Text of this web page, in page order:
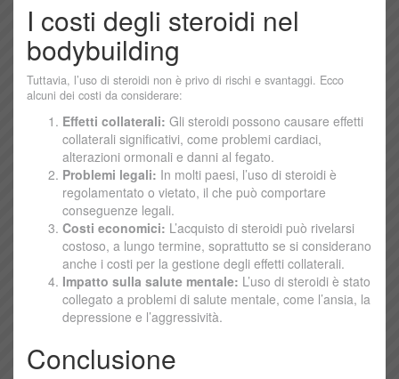
I costi degli steroidi nel
bodybuilding
Tuttavia, l’uso di steroidi non è privo di rischi e svantaggi. Ecco
alcuni dei costi da considerare:
Effetti collaterali: Gli steroidi possono causare effetti
collaterali significativi, come problemi cardiaci,
alterazioni ormonali e danni al fegato.
Problemi legali: In molti paesi, l’uso di steroidi è
regolamentato o vietato, il che può comportare
conseguenze legali.
Costi economici: L’acquisto di steroidi può rivelarsi
costoso, a lungo termine, soprattutto se si considerano
anche i costi per la gestione degli effetti collaterali.
Impatto sulla salute mentale: L’uso di steroidi è stato
collegato a problemi di salute mentale, come l’ansia, la
depressione e l’aggressività.
Conclusione